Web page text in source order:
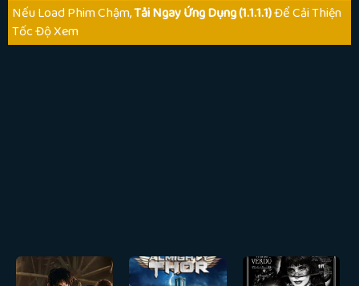
Nếu Load Phim Chậm,Tải Ngay Ứng Dụng (1.1.1.1)Để Cải Thiện
Tốc Độ Xem